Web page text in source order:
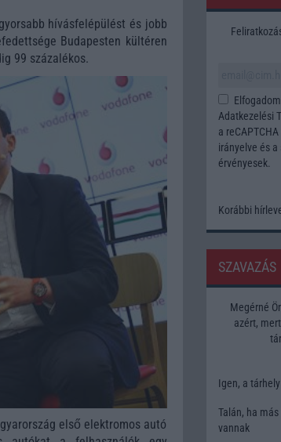
hívásfelépülést és jobb
Budapesten kültéren
99 százalékos.
első elektromos autó
Adatkezelési
a
irányelve és a
érvényesek.
Korábbi
SZAVAZÁS
Megérné
azért,
Igen, a
Talán, ha
vannak